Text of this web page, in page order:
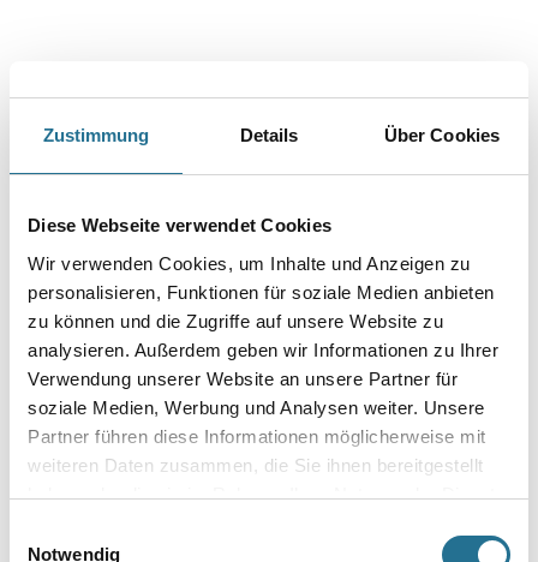
Zustimmung Details Über Cookies
Diese Webseite verwendet Cookies
Wir verwenden Cookies, um Inhalte und Anzeigen zu
personalisieren, Funktionen für soziale Medien anbieten
zu können und die Zugriffe auf unsere Website zu
analysieren. Außerdem geben wir Informationen zu Ihrer
Verwendung unserer Website an unsere Partner für
soziale Medien, Werbung und Analysen weiter. Unsere
Partner führen diese Informationen möglicherweise mit
weiteren Daten zusammen, die Sie ihnen bereitgestellt
haben oder die sie im Rahmen Ihrer Nutzung der Dienste
Notwendig
PRODUKTEIGENSCHAFTEN
- Elektrostatisch ableitfähig
- Gute chemische und mechanische Beständigkeit
- Flüssigkeitsdicht
- Dichte, glänzende Oberfläche
- Rutschhemmende Strukturbeschichtung möglich
Achtung